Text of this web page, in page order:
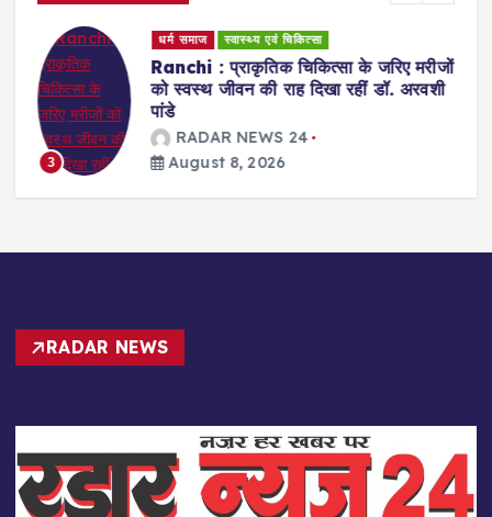
3
धर्म समाज स्वास्थ्य एवं चिकित्सा
Ranchi : प्राकृतिक चिकित्सा के जरिए मरीजों
को स्वस्थ जीवन की राह दिखा रहीं डॉ. अरवशी
पांडे
RADAR NEWS 24
August 8, 2026
RADAR NEWS